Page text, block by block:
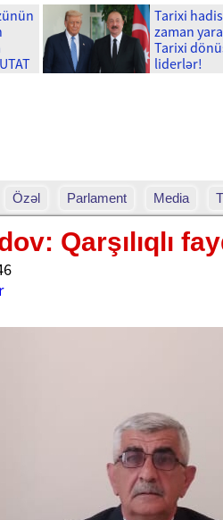
Tarixi
zaman
Tarixi
liderlər!
Özəl Parlament Media
Qarşılıqlı